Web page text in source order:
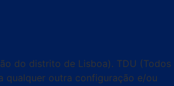
do distrito de Lisboa). TDU (Todos
qualquer outra configuração e/ou